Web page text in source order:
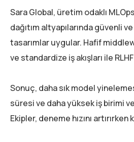
Sara Global, üretim odaklı
dağıtım altyapılarında güvenli
tasarımlar uygular. Hafif
ve standardize iş akışları ile
Sonuç, daha sık model
süresi ve daha yüksek iş birimi
Ekipler, deneme hızını